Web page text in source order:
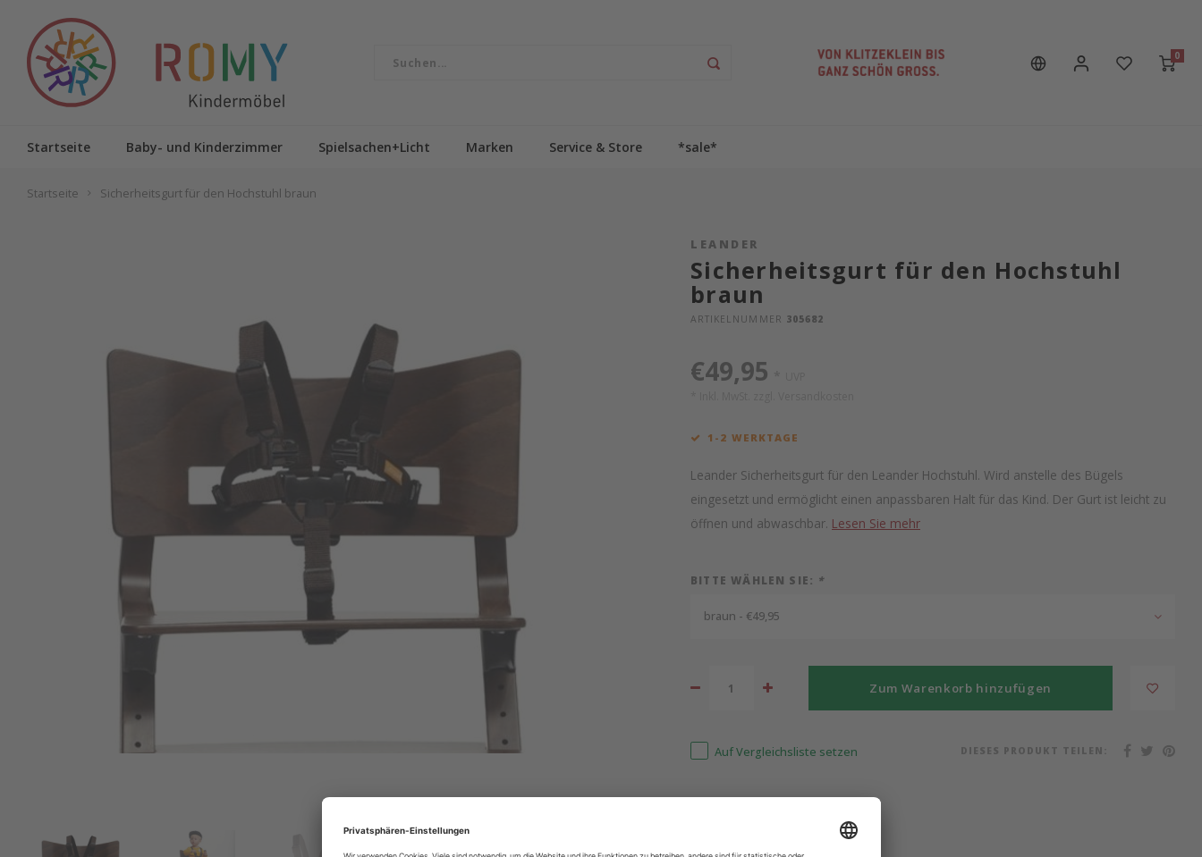
0
Startseite Baby- und Kinderzimmer Spielsachen+Licht Marken Service & Store *sale*
Startseite Sicherheitsgurt für den Hochstuhl braun
LEANDER
Sicherheitsgurt für den Hochstuhl
braun
ARTIKELNUMMER 305682
€49,95
1-2 WERKTAGE
Leander Sicherheitsgurt für den Leander Hochstuhl. Wird anstelle des Bügels
eingesetzt und ermöglicht einen anpassbaren Halt für das Kind. Der Gurt ist leicht zu
öffnen und abwaschbar. Lesen Sie mehr
BITTE WÄHLEN SIE: *
braun - €49,95
Zum Warenkorb hinzufügen
Auf Vergleichsliste setzen DIESES PRODUKT TEILEN: